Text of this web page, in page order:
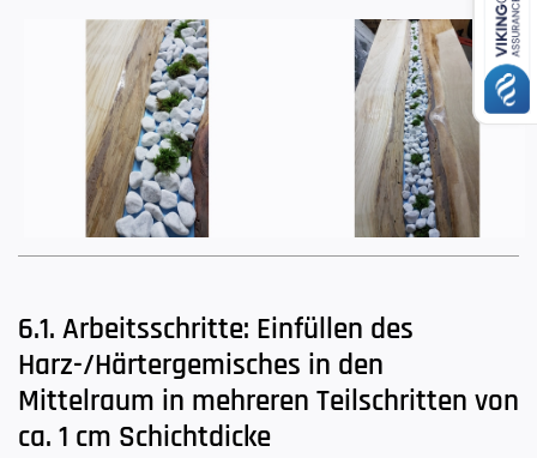
6.1. Arbeitsschritte: Einfüllen des
Harz-/Härtergemisches in den
Mittelraum in mehreren Teilschritten von
ca. 1 cm Schichtdicke